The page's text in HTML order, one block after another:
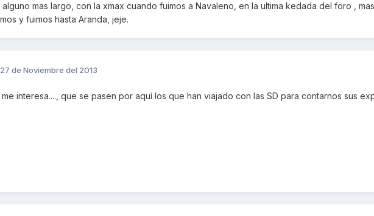
mas largo, con la xmax cuando fuimos a Navaleno, en la ultima kedada del foro ,
y fuimos hasta Aranda, jeje.
27 de Noviembre del 2013
me interesa...., que se pasen por aquí los que han viajado con las SD para contarnos sus